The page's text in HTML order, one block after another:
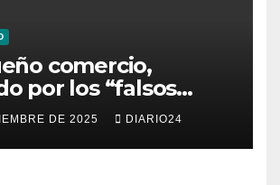
comercio,
por los “falsos
del Black Friday
DE 2025 DIARIO24